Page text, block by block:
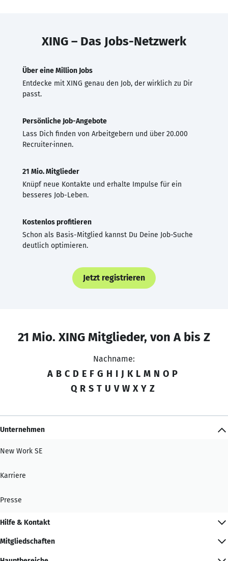
XING – Das Jobs-Netzwerk
Über eine Million Jobs
Entdecke mit XING genau den Job, der wirklich zu Dir
passt.
Persönliche Job-Angebote
Lass Dich finden von Arbeitgebern und über 20.000
Recruiter·innen.
21 Mio. Mitglieder
Knüpf neue Kontakte und erhalte Impulse für ein
besseres Job-Leben.
Kostenlos profitieren
Schon als Basis-Mitglied kannst Du Deine Job-Suche
deutlich optimieren.
Jetzt registrieren
21 Mio. XING Mitglieder, von A bis Z
Nachname:
A B C D E F G H I J K L M N O P
Q R S T U V W X Y Z
Unternehmen
New Work SE
Karriere
Presse
Hilfe & Kontakt
Mitgliedschaften